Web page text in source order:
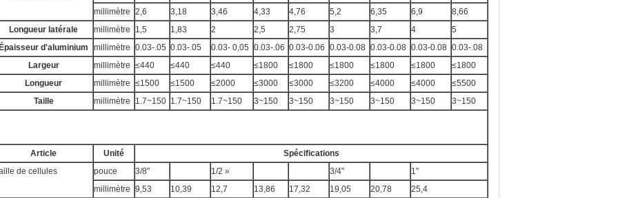
millimètre 2,6 3,18 3,46 4,33 4,76 5,2 6,35 6,9
8,66
Longueur latérale
millimètre 1,5 1,83 2 2,5 2,75 3 3,7 4
5
d'aluminium
millimètre 0.03-.05 0.03-.05 0.03- 0,05 0.03-.06 0.03-0.06 0.03-0.08 0.03-0.08 0.03-0.08 0.03-.08
Largeur
millimètre ≤440 ≤440 ≤440 ≤1800 ≤1800 ≤1800 ≤1800 ≤1800
≤1800
Longueur
millimètre ≤1500 ≤1500 ≤2000 ≤3000 ≤3000 ≤3200 ≤4000 ≤4000
≤5500
Taille
millimètre 1.7~150 1.7~150 1.7~150 3~150 3~150 3~150 3~150 3~150 3~150
Article Unité
Spécifications
de cellules
pouce 3/8" 1/2 » 3/4"
1"
millimètre 9,53 10,39 12,7 13,86 17,32 19,05 20,78
25,4